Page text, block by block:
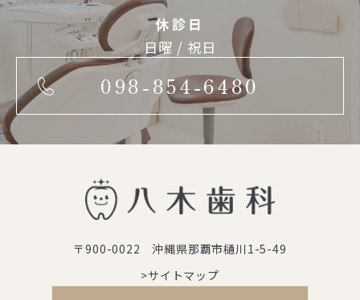
休診日
日曜 / 祝日
098-854-6480
〒900-0022 沖縄県那覇市樋川1-5-49
>サイトマップ